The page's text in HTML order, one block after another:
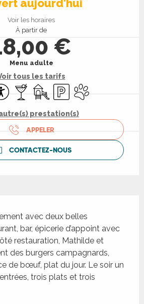
aujourd'hui
Voir les horaires
À partir de
€
Menu adulte
tous les tarifs
Bar / Buvette
Jeux pour enfants / Espace
ParkingAnimaux acceptés
autre(s) prestation(s)
APPELER
CONTACTEZ-NOUS
avec deux belles
bar, épicerie d’appoint avec
restauration, Mathilde et
des burgers campagnards,
de bœuf, plat du jour. Le soir un
trois plats et trois